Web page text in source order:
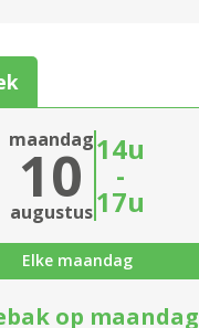
maandag
10
augustus
14u
-
17u
Elke maandag
op maandag